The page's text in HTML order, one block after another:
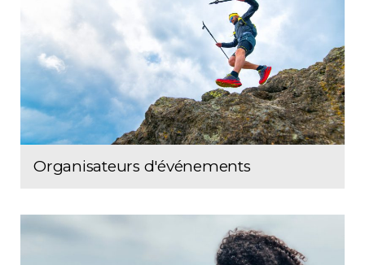
Organisateurs d'événements